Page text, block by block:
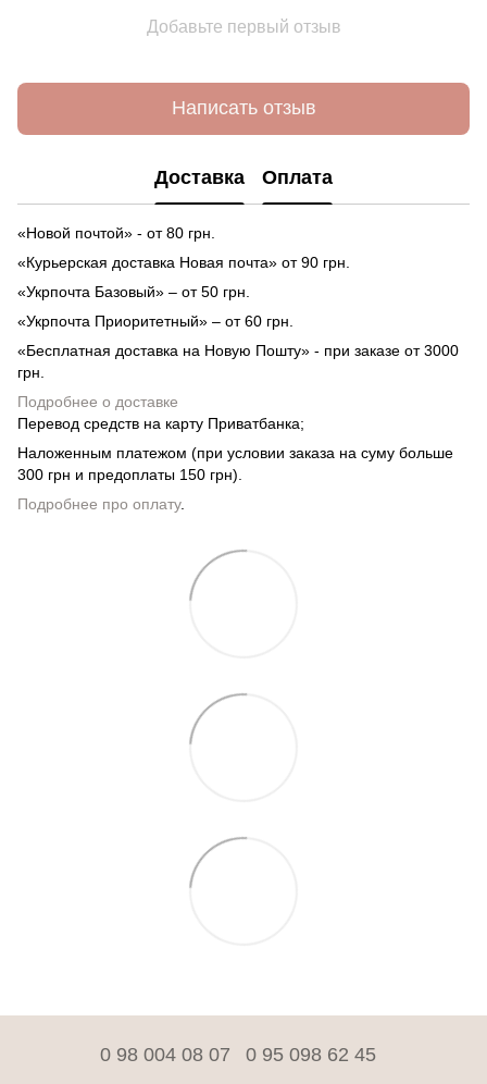
Добавьте первый отзыв
Написать отзыв
Доставка Оплата
«Новой почтой» - от 80 грн.
«Курьерская доставка Новая почта» от 90 грн.
«Укрпочта Базовый» – от 50 грн.
«Укрпочта Приоритетный» – от 60 грн.
«Бесплатная доставка на Новую Пошту» - при заказе от 3000
грн.
Подробнее о доставке
Перевод средств на карту Приватбанка;
Наложенным платежом (при условии заказа на суму больше
300 грн и предоплаты 150 грн).
Подробнее про оплату.
0 98 004 08 07 0 95 098 62 45